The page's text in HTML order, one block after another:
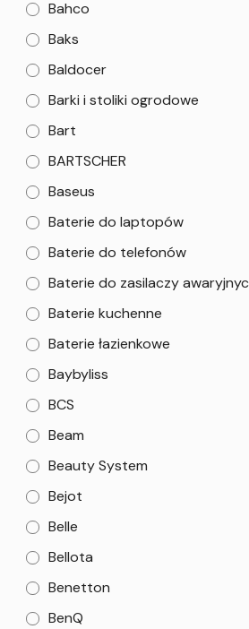
Bahco
Baks
Baldocer
Barki i stoliki ogrodowe
Bart
BARTSCHER
Baseus
Baterie do laptopów
Baterie do telefonów
Baterie do zasilaczy
Baterie kuchenne
Baterie łazienkowe
Baybyliss
BCS
Beam
Beauty System
Bejot
Belle
Bellota
Benetton
BenQ